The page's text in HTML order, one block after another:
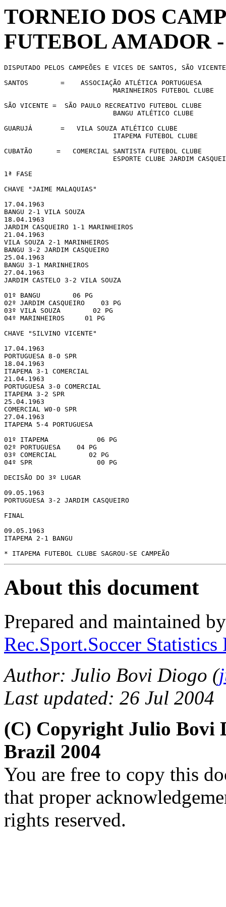
TORNEIO DOS
FUTEBOL AMADOR -
DISPUTADO PELOS CAMPEÕES E VICES DE SANTOS, SÃO
SANTOS        =    ASSOCIAÇÃO ATLÉTICA PORTUGUESA
                           MARINHEIROS FUTEBOL CLUBE
SÃO VICENTE =  SÃO PAULO RECREATIVO FUTEBOL CLUBE
                           BANGU ATLÉTICO CLUBE
GUARUJÁ       =   VILA SOUZA ATLÉTICO CLUBE
                           ITAPEMA FUTEBOL CLUBE
CUBATÃO      =   COMERCIAL SANTISTA FUTEBOL CLUBE
ESPORTE CLUBE JARDIM
1ª FASE
CHAVE "JAIME MALAQUIAS"
17.04.1963
BANGU 2-1 VILA SOUZA
18.04.1963
JARDIM CASQUEIRO 1-1 MARINHEIROS
21.04.1963
VILA SOUZA 2-1 MARINHEIROS
BANGU 3-2 JARDIM CASQUEIRO
25.04.1963
BANGU 3-1 MARINHEIROS
27.04.1963
JARDIM CASTELO 3-2 VILA SOUZA
01º BANGU        06 PG
02º JARDIM CASQUEIRO    03 PG
03º VILA SOUZA        02 PG
04º MARINHEIROS     01 PG
CHAVE "SILVINO VICENTE"
17.04.1963
PORTUGUESA 8-0 SPR
18.04.1963
ITAPEMA 3-1 COMERCIAL
21.04.1963
PORTUGUESA 3-0 COMERCIAL
ITAPEMA 3-2 SPR
25.04.1963
COMERCIAL W0-0 SPR
27.04.1963
ITAPEMA 5-4 PORTUGUESA
01º ITAPEMA            06 PG
02º PORTUGUESA    04 PG
03º COMERCIAL        02 PG
04º SPR                00 PG
DECISÃO DO 3º LUGAR
09.05.1963
PORTUGUESA 3-2 JARDIM CASQUEIRO
FINAL
09.05.1963
ITAPEMA 2-1 BANGU
* ITAPEMA FUTEBOL CLUBE SAGROU-SE CAMPEÃO
About this document
Prepared and maintained
Rec.Sport.Soccer
Author: Julio Bovi Diogo (
Last updated: 26 Jul 2004
(C) Copyright Julio Bovi
Brazil 2004
You are free to copy this
that proper
rights reserved.